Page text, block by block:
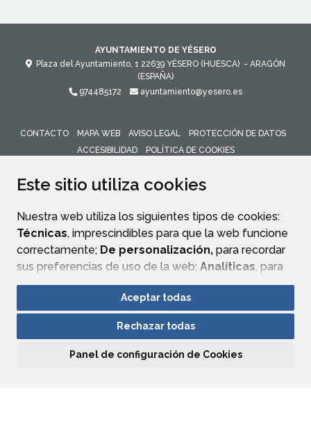
Este sitio utiliza cookies
Nuestra web utiliza los siguientes tipos de cookies:
Técnicas, imprescindibles para que la web funcione
correctamente; De personalización, para recordar
sus preferencias de uso de la web; Analíticas, para
mejorar el funcionamiento de la web y sus servicios.
Si acepta pulsando el botón“Aceptar todas”
consideramos que acepta su uso. Si pulsa el botón
ninguna acción, se guardarán las cookies técnicas
Aceptar todas
Rechazar todas
Panel de configuración de Cookies
AYUNTAMIENTO DE YÉSERO
Plaza del Ayuntamiento, 1 22639 YÉSERO (HUESCA) - ARAGÓN
(ESPAÑA)
974485172
ayuntamiento@yesero.es
CONTACTO MAPA WEB AVISO LEGAL
PROTECCIÓN DE DATOS
ACCESIBILIDAD
POLÍTICA DE COOKIES